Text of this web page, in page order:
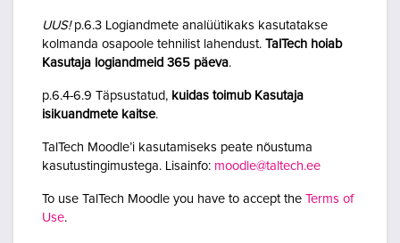
UUS!p.6.3 Logiandmete analüütikaks kasutatakse
kolmanda osapoole tehnilist lahendust. TalTech hoiab
Kasutaja logiandmeid 365 päeva.
p.6.4-6.9 Täpsustatud, kuidas toimub Kasutaja
isikuandmete kaitse.
TalTech Moodle’i kasutamiseks peate nõustuma
kasutustingimustega. Lisainfo: moodle@taltech.ee
To use TalTech Moodle you have to accept the Terms of
Use.